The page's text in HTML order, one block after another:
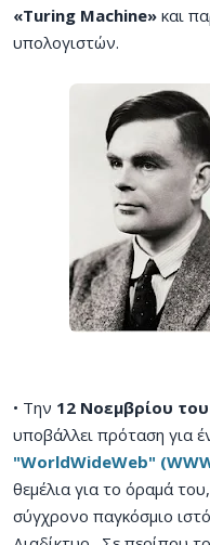
«Turing Machine» και
υπολογιστών.
• Την 12 Νοεμβρίου
υποβάλλει πρόταση για
"WorldWideWeb"
θεμέλια για το όραμά
σύγχρονο παγκόσμιο